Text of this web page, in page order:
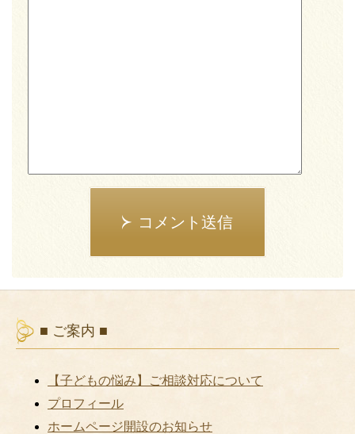
コメント送信
■ ご案内 ■
【子どもの悩み】ご相談対応について
プロフィール
ホームページ開設のお知らせ